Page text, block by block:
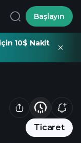
Başlayın
10$ Nakit
Ticaret